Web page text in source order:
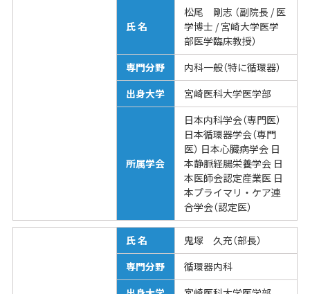
氏 名
松尾 剛志 （副院長 / 医
学博士 / 宮崎大学医学
部医学臨床教授）
専門分野
内科一般（特に循環器）
出身大学
宮崎医科大学医学部
所属学会
日本内科学会（専門医）
日本循環器学会（専門
医） 日本心臓病学会 日
本静脈経腸栄養学会 日
本医師会認定産業医 日
本プライマリ・ケア連
合学会（認定医）
氏 名
鬼塚 久充（部長）
専門分野
循環器内科